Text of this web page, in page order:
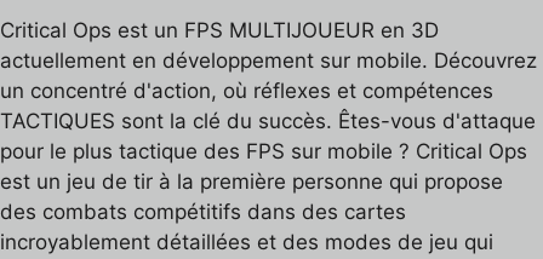
Critical Ops est un FPS MULTIJOUEUR en 3D
actuellement en développement sur mobile. Découvrez
un concentré d'action, où réflexes et compétences
TACTIQUES sont la clé du succès. Êtes-vous d'attaque
pour le plus tactique des FPS sur mobile ? Critical Ops
est un jeu de tir à la première personne qui propose
des combats compétitifs dans des cartes
incroyablement détaillées et des modes de jeu qui